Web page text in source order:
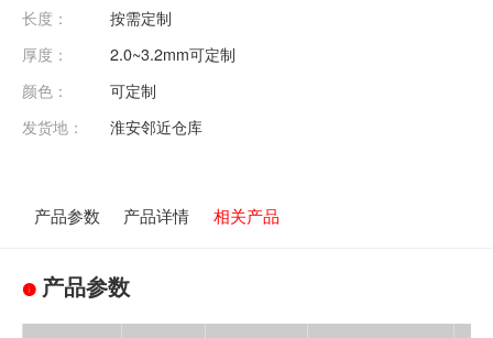
长度：
按需定制
厚度：
2.0~3.2mm可定制
颜色：
可定制
发货地：
淮安邻近仓库
产品参数 产品详情 相关产品
产品参数